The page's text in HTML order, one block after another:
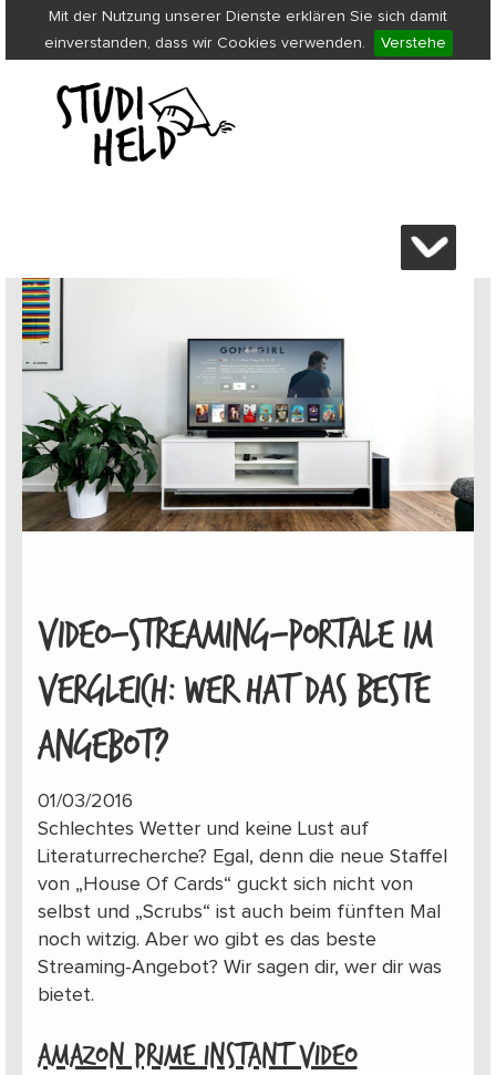
Mit der Nutzung unserer Dienste erklären Sie sich damit
einverstanden, dass wir Cookies verwenden.
Verstehe
VIDEO-STREAMING-PORTALE IM
VERGLEICH: WER HAT DAS BESTE
ANGEBOT?
01/03/2016
Schlechtes Wetter und keine Lust auf
Literaturrecherche? Egal, denn die neue Staffel
von „House Of Cards“ guckt sich nicht von
selbst und „Scrubs“ ist auch beim fünften Mal
noch witzig. Aber wo gibt es das beste
Streaming-Angebot? Wir sagen dir, wer dir was
bietet.
AMAZON PRIME INSTANT VIDEO